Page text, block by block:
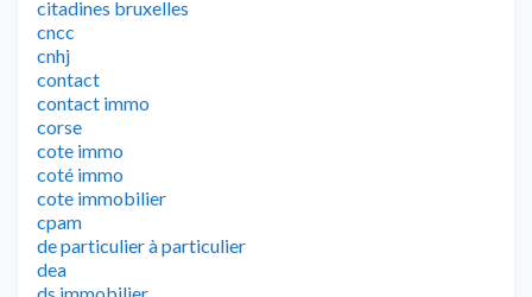
citadines bruxelles
cncc
cnhj
contact
contact immo
corse
cote immo
coté immo
cote immobilier
cpam
de particulier à particulier
dea